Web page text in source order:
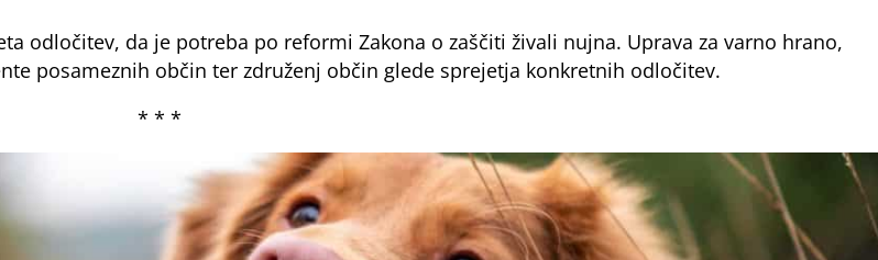
odločitev, da je potreba po reformi Zakona o zaščiti živali nujna. Uprava za varno hrano,
posameznih občin ter združenj občin glede sprejetja konkretnih odločitev.
* * *